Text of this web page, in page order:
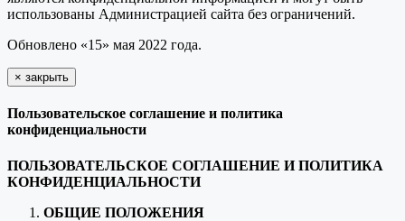
использованы Администрацией сайта без ограничений.
Обновлено «15» мая 2022 года.
× закрыть
Пользовательское соглашение и политика
конфиденциальности
ПОЛЬЗОВАТЕЛЬСКОЕ СОГЛАШЕНИЕ И ПОЛИТИКА
КОНФИДЕНЦИАЛЬНОСТИ
ОБЩИЕ ПОЛОЖЕНИЯ